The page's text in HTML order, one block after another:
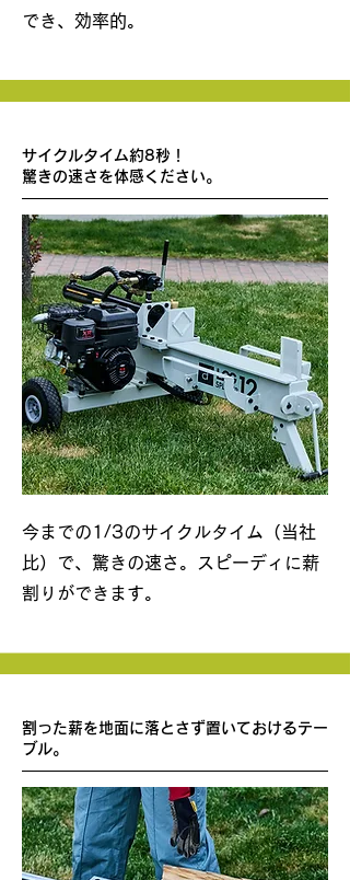
でき、効率的。
サイクルタイム約8秒！
​驚きの速さを体感ください。
今までの1/3のサイクルタイム（当社
比）で、驚きの速さ。スピーディに薪
割りができます。
割った薪を地面に落とさず置いておけるテー
ブル。